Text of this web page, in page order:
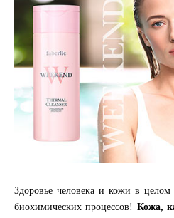
Здоровье человека и кожи в
биохимических процессов! Кожа,